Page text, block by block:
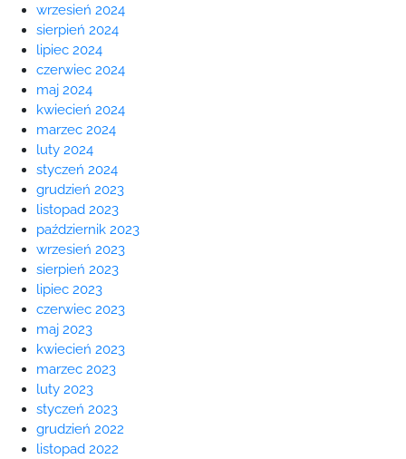
wrzesień 2024
sierpień 2024
lipiec 2024
czerwiec 2024
maj 2024
kwiecień 2024
marzec 2024
luty 2024
styczeń 2024
grudzień 2023
listopad 2023
październik 2023
wrzesień 2023
sierpień 2023
lipiec 2023
czerwiec 2023
maj 2023
kwiecień 2023
marzec 2023
luty 2023
styczeń 2023
grudzień 2022
listopad 2022